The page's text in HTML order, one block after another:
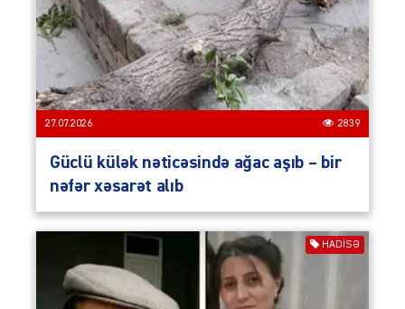
27.07.2026 2839
Güclü külək nəticəsində ağac aşıb – bir
nəfər xəsarət alıb
HADISƏ